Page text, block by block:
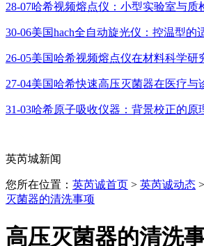
28-07哈希视频熔点仪：小型实验室与质
30-06美国hach全自动旋光仪：控温型的
26-05美国哈希视频熔点仪在材料科学研
27-04美国哈希快速高压灭菌器在医疗与
31-03哈希原子吸收仪器：背景校正的原
英芮城新闻
您所在位置： 英芮诚首页 > 英芮诚动态 >
灭菌器的清洗事项
高压灭菌器的清洗